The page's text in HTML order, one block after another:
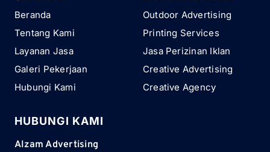
Beranda
Tentang Kami
Layanan Jasa
Galeri Pekerjaan
Hubungi Kami
Outdoor Advertising
Printing Services
Jasa Perizinan Iklan
Creative Advertising
Creative Agency
HUBUNGI KAMI
Alzam Advertising